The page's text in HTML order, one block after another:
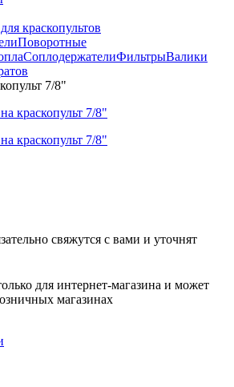
краскопультов
Поворотные
СоплодержателиФильтрыВалики
7/8"
свяжутся с вами и уточнят
для интернет-магазина и может
магазинах